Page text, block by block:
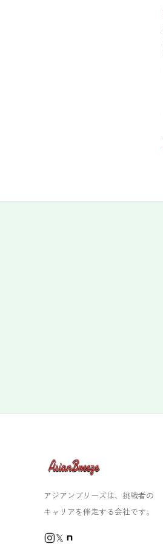
アジアンブリーズは、挑戦者の
キャリアを伴走する会社です。
𝕏